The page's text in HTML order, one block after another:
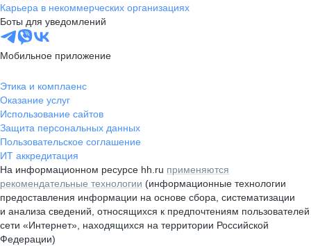
Карьера в некоммерческих организациях
Боты для уведомлений
Мобильное приложение
Этика и комплаенс
Оказание услуг
Использование сайтов
Защита персональных данных
Пользовательское соглашение
ИТ аккредитация
На информационном ресурсе hh.ru применяются
рекомендательные технологии (информационные технологии
предоставления информации на основе сбора, систематизации
и анализа сведений, относящихся к предпочтениям пользователей
сети «Интернет», находящихся на территории Российской
Федерации)